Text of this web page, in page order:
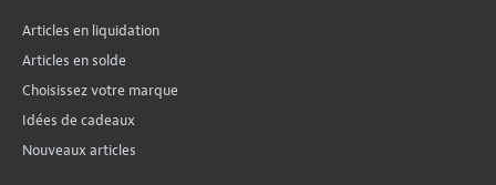
Articles en liquidation
Articles en solde
Choisissez votre marque
Idées de cadeaux
Nouveaux articles